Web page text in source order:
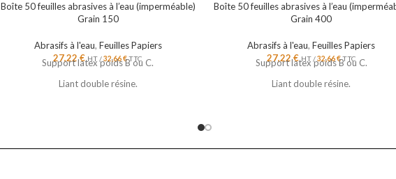
Boîte 50 feuilles abrasives à l’eau (imperméable)
Grain 150
Abrasifs à l'eau, Feuilles Papiers
27,22€ HT /32,66€TTC
Support latex poids B ou C.
Liant double résine.
Boîte 50 feuilles abrasives à l’eau
Grain 400
Abrasifs à l'eau,Feuilles Papiers
27,22€ HT /32,66€TTC
Support latex poids B ou C.
Liant double résine.